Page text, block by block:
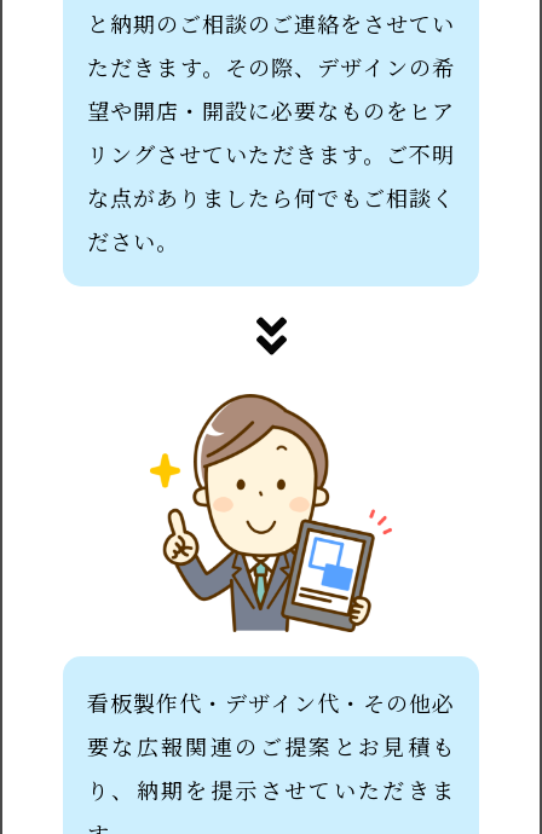
と納期のご相談のご連絡をさせてい
ただきます。その際、デザインの希
望や開店・開設に必要なものをヒア
リングさせていただきます。ご不明
な点がありましたら何でもご相談く
ださい。
看板製作代・デザイン代・その他必
要な広報関連のご提案とお見積も
り、納期を提示させていただきま